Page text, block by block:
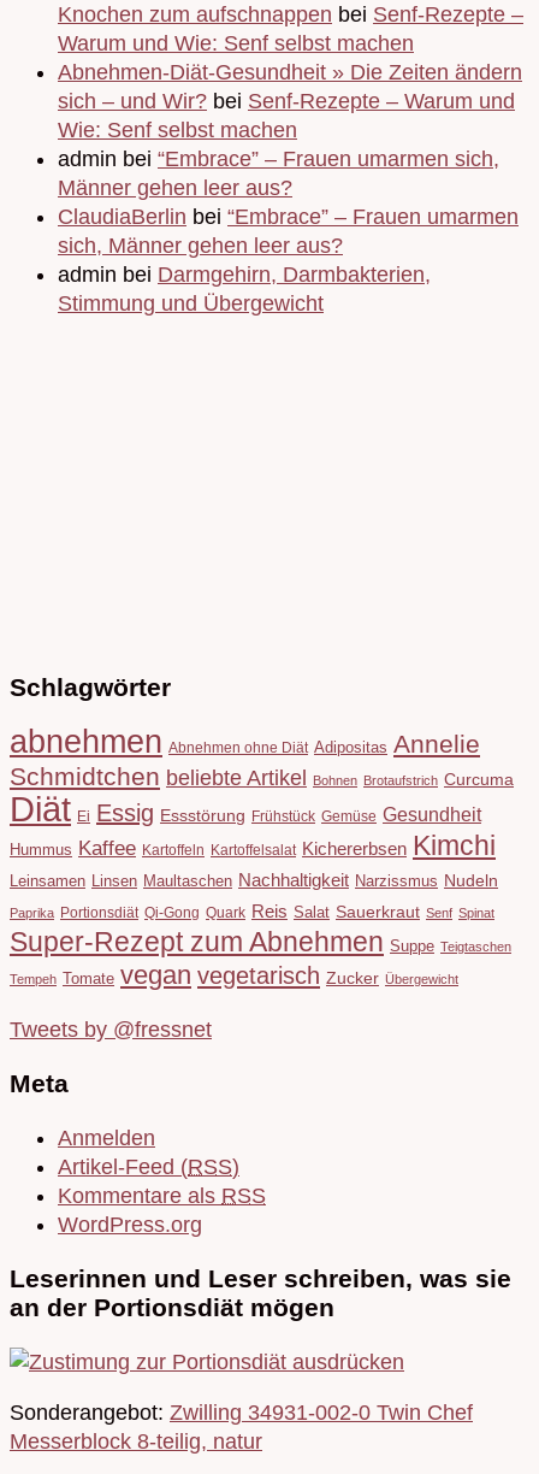
Knochen zum aufschnappen bei Senf-Rezepte –
Warum und Wie: Senf selbst machen
Abnehmen-Diät-Gesundheit » Die Zeiten ändern
sich – und Wir? bei Senf-Rezepte – Warum und
Wie: Senf selbst machen
admin bei “Embrace” – Frauen umarmen sich,
Männer gehen leer aus?
ClaudiaBerlin bei “Embrace” – Frauen umarmen
sich, Männer gehen leer aus?
admin bei Darmgehirn, Darmbakterien,
Stimmung und Übergewicht
Schlagwörter
abnehmen Abnehmen ohne Diät Adipositas Annelie
Schmidtchen beliebte Artikel Bohnen Brotaufstrich Curcuma
Diät Ei Essig Essstörung Frühstück Gemüse Gesundheit
Hummus Kaffee Kartoffeln Kartoffelsalat Kichererbsen Kimchi
Leinsamen Linsen Maultaschen Nachhaltigkeit Narzissmus Nudeln
Paprika Portionsdiät Qi-Gong Quark Reis Salat Sauerkraut Senf Spinat
Super-Rezept zum Abnehmen Suppe Teigtaschen
Tempeh Tomate vegan vegetarisch Zucker Übergewicht
Tweets by @fressnet
Meta
Anmelden
Artikel-Feed (RSS)
Kommentare als RSS
WordPress.org
Leserinnen und Leser schreiben, was sie
an der Portionsdiät mögen
Sonderangebot: Zwilling 34931-002-0 Twin Chef
Messerblock 8-teilig, natur